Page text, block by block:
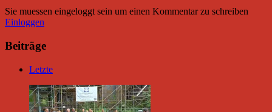
Sie muessen eingeloggt sein um einen Kommentar zu schreiben
Einloggen
Beiträge
Letzte